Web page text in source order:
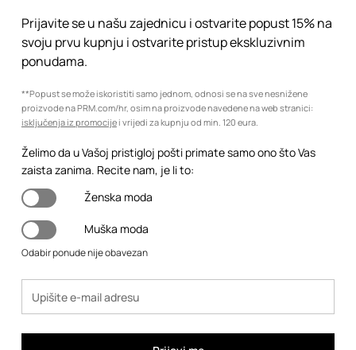
Prijavite se u našu zajednicu i ostvarite popust 15% na
svoju prvu kupnju i ostvarite pristup ekskluzivnim
ponudama.
**Popust se može iskoristiti samo jednom, odnosi se na sve nesnižene
proizvode na PRM.com/hr, osim na proizvode navedene na web stranici:
isključenja iz promocijei vrijedi za kupnju od min. 120 eura.
Želimo da u Vašoj pristigloj pošti primate samo ono što Vas
zaista zanima. Recite nam, je li to:
Ženska moda
Muška moda
Odabir ponude nije obavezan